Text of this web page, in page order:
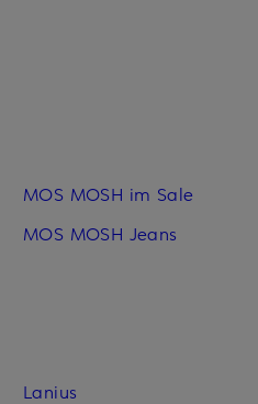
MOS MOSH im Sale
MOS MOSH Jeans
Lanius